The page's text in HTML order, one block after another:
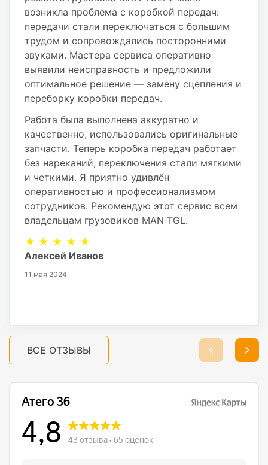
возникла проблема с коробкой передач:
передачи стали переключаться с большим
трудом и сопровождались посторонними
звуками. Мастера сервиса оперативно
выявили неисправность и предложили
оптимальное решение — замену сцепления и
переборку коробки передач.
Работа была выполнена аккуратно и
качественно, использовались оригинальные
запчасти. Теперь коробка передач работает
без нареканий, переключения стали мягкими
и четкими. Я приятно удивлён
оперативностью и профессионализмом
сотрудников. Рекомендую этот сервис всем
владельцам грузовиков MAN TGL.
★ ★ ★ ★ ★
Алексей Иванов
11 мая 2024
ВСЕ ОТЗЫВЫ